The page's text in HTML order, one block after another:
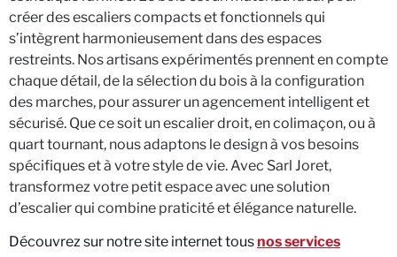
créer des escaliers compacts et fonctionnels qui
s’intègrent harmonieusement dans des espaces
restreints. Nos artisans expérimentés prennent en compte
chaque détail, de la sélection du bois à la configuration
des marches, pour assurer un agencement intelligent et
sécurisé. Que ce soit un escalier droit, en colimaçon, ou à
quart tournant, nous adaptons le design à vos besoins
spécifiques et à votre style de vie. Avec Sarl Joret,
transformez votre petit espace avec une solution
d’escalier qui combine praticité et élégance naturelle.
Découvrez sur notre site internet tousnos services